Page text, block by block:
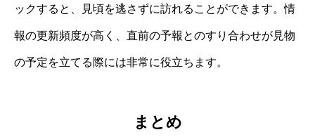
ックすると、見頃を逃さずに訪れることができます。情
報の更新頻度が高く、直前の予報とのすり合わせが見物
の予定を立てる際には非常に役立ちます。
まとめ